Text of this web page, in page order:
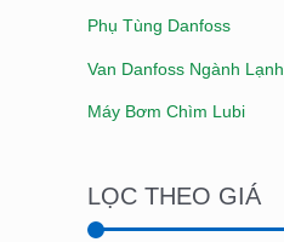
Phụ Tùng Danfoss
Van Danfoss Ngành Lạnh
Máy Bơm Chìm Lubi
LỌC THEO GIÁ